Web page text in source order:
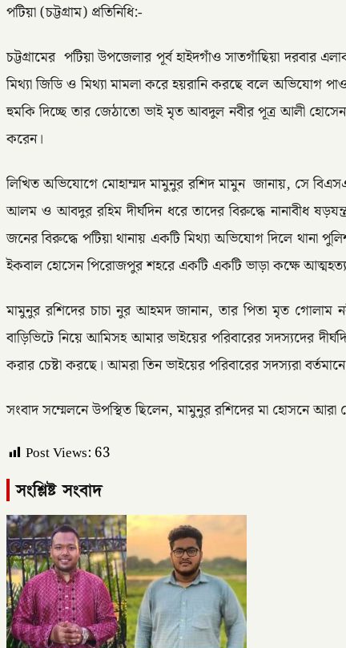
পটিয়া (চট্টগ্রাম) প্রতিনিধি:-
চট্টগ্রামের পটিয়া উপজেলার পূর্ব হাইদগাঁও সাতগাঁছিয়া দরবার
মিথ্যা জিডি ও মিথ্যা মামলা করে হয়রানি করছে বলে অভিযোগ
হুমকি দিচ্ছে তার জেঠাতো ভাই মৃত আবদুল নবীর পূত্র আলী
করেন।
লিখিত অভিযোগে মোহাম্মদ মামুনুর রশিদ মামুন জানায়, সে
আলম ও আবদুর রহিম দীর্ঘদিন ধরে তাদের বিরুদ্ধে নানাবীধ
জনের বিরুদ্ধে পটিয়া থানায় একটি মিথ্যা অভিযোগ দিলে থানা
ইকবাল হোসেন পিরোজপুর শহরে একটি একটি ভাড়া কক্ষে
মামুনুর রশিদের চাচা নুর আহমদ জানান, তার পিতা মৃত গোলাম
বাড়িভিটে নিয়ে আমিসহ আমার ভাইয়ের পরিবারের সদস্যদের
করার চেষ্টা করছে। আমরা তিন ভাইয়ের পরিবারের সদস্যরা
সংবাদ সম্মেলনে উপস্থিত ছিলেন, মামুনুর রশিদের মা হোসনে
Post Views: 63
সংশ্লিষ্ট সংবাদ